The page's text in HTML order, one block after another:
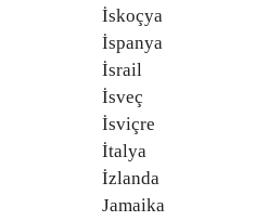
İskoçya
İspanya
İsrail
İsveç
İsviçre
İtalya
İzlanda
Jamaika